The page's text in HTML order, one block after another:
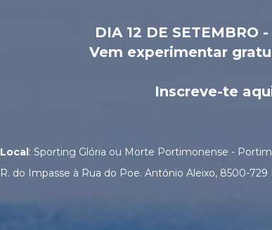
DIA 12 DE SETEMBRO
Vem experimentar
Inscreve-te
Local: Sporting Glória ou Morte Portimonense -
R. do Impasse à Rua do Poe. António Aleixo, 8500-